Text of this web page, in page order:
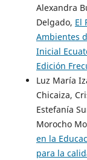
Alexandra
Delgado, El
Ambientes
Inicial
Edición
Luz María
Chicaiza,
Estefanía
Morocho
en la
para la